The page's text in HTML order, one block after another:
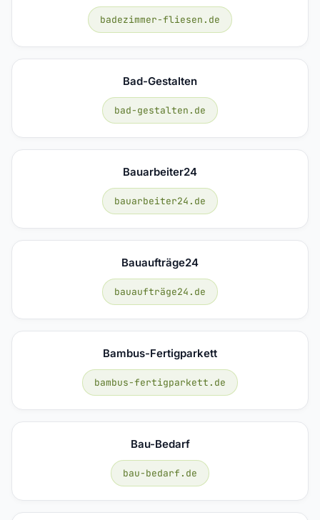
badezimmer-fliesen.de
Bad-Gestalten
bad-gestalten.de
Bauarbeiter24
bauarbeiter24.de
Bauaufträge24
bauaufträge24.de
Bambus-Fertigparkett
bambus-fertigparkett.de
Bau-Bedarf
bau-bedarf.de